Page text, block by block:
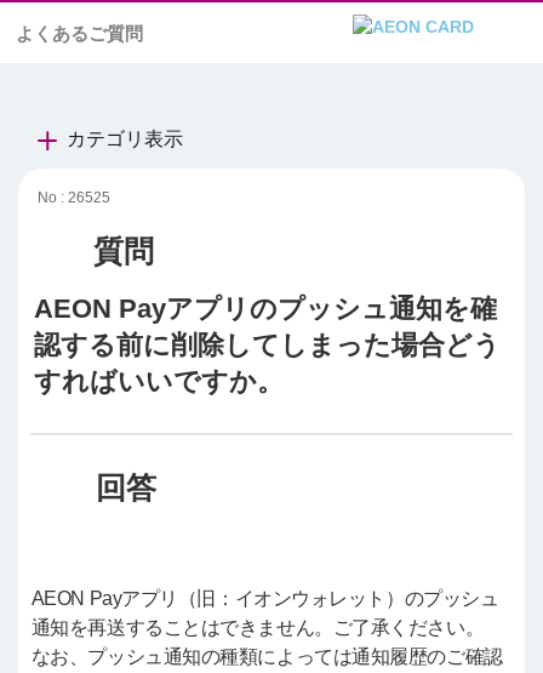
よくあるご質問
カテゴリ表示
No : 26525
AEON Payアプリのプッシュ通知を確
認する前に削除してしまった場合どう
すればいいですか。
AEON Payアプリ（旧：イオンウォレット）のプッシュ
通知を再送することはできません。ご了承ください。
なお、プッシュ通知の種類によっては通知履歴のご確認